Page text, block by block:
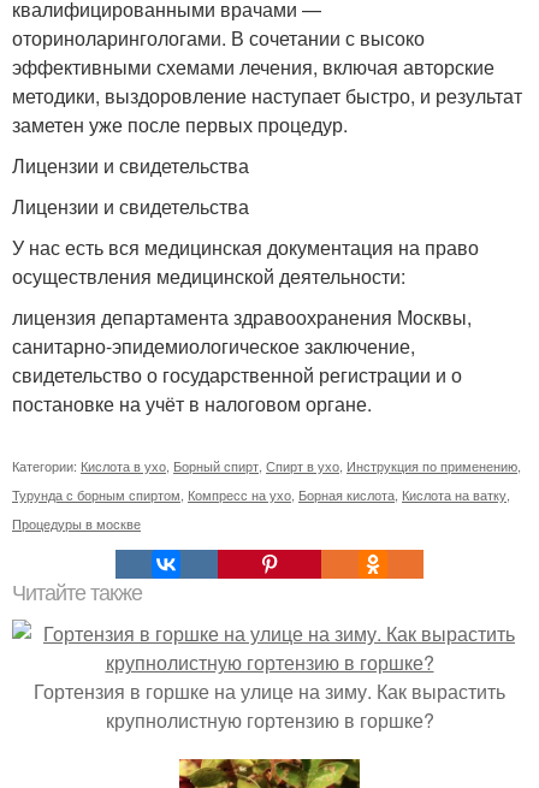
квалифицированными врачами —
оториноларингологами. В сочетании с высоко
эффективными схемами лечения, включая авторские
методики, выздоровление наступает быстро, и результат
заметен уже после первых процедур.
Лицензии и свидетельства
Лицензии и свидетельства
У нас есть вся медицинская документация на право
осуществления медицинской деятельности:
лицензия департамента здравоохранения Москвы,
санитарно-эпидемиологическое заключение,
свидетельство о государственной регистрации и о
постановке на учёт в налоговом органе.
Категории: Кислота в ухо Борный спирт Спирт в ухо Инструкция по применению
Турунда с борным спиртом Компресс на ухо Борная кислота Кислота на ватку
Процедуры в москве
Читайте также
Гортензия в горшке на улице на зиму. Как вырастить
крупнолистную гортензию в горшке?